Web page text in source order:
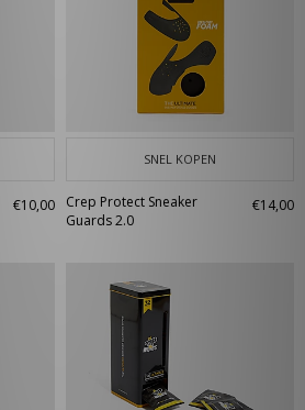
€10,00
SNEL KOPEN
Crep Protect Sneaker
Guards 2.0
€14,00